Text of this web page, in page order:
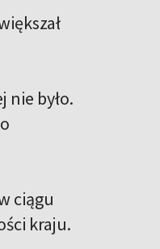
nie było.
ciągu
kraju.